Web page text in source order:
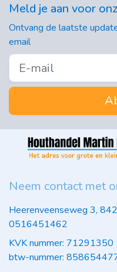
Meld je aan voor
Ontvang de laatste
email
Neem contact met
Heerenveenseweg 3,
0516451462
KVK nummer: 71291350
btw-nummer: